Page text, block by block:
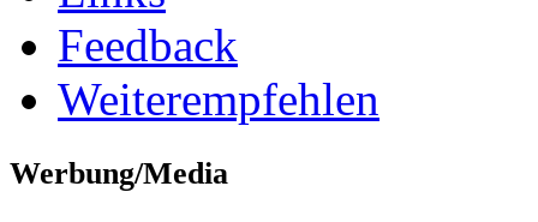
Feedback
Weiterempfehlen
Werbung/Media